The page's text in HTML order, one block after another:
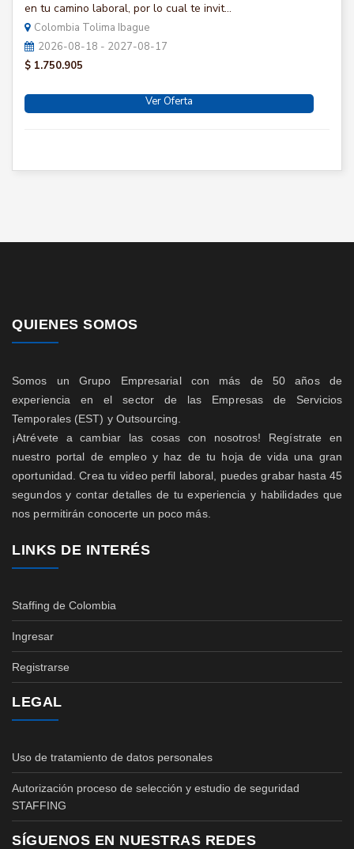
en tu camino laboral, por lo cual te invit...
Colombia Tolima Ibague
2026-08-18 - 2027-08-17
$ 1.750.905
Ver Oferta
QUIENES SOMOS
Somos un Grupo Empresarial con más de 50 años de
experiencia en el sector de las Empresas de Servicios
Temporales (EST) y Outsourcing.
¡Atrévete a cambiar las cosas con nosotros! Regístrate en
nuestro portal de empleo y haz de tu hoja de vida una gran
oportunidad. Crea tu video perfil laboral, puedes grabar hasta 45
segundos y contar detalles de tu experiencia y habilidades que
nos permitirán conocerte un poco más.
LINKS DE INTERÉS
Staffing de Colombia
Ingresar
Registrarse
LEGAL
Uso de tratamiento de datos personales
Autorización proceso de selección y estudio de seguridad
STAFFING
SÍGUENOS EN NUESTRAS REDES